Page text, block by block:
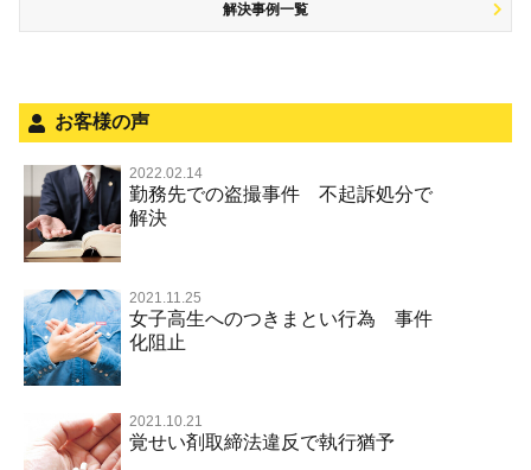
ストーカー事件
不正競争防止法
風営法・風適法違反
文書偽造・偽造文書行使
著作権法違反・商標法違反
放火・失火
名誉棄損罪・侮辱
被害届・告訴・告発の不安や悩み
面会・差し入れ
解決事例一覧
お客様の声
2022.02.14
勤務先での盗撮事件 不起訴処分で
解決
2021.11.25
女子高生へのつきまとい行為 事件
化阻止
2021.10.21
覚せい剤取締法違反で執行猶予